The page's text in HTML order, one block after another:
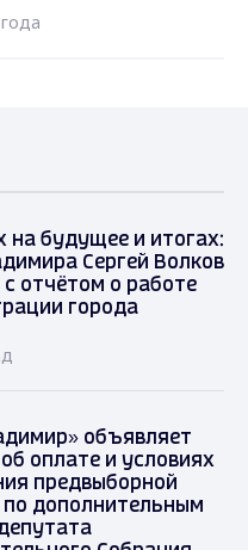
на будущее и итогах:
Сергей Волков
отчётом о работе
города
объявляет
оплате и условиях
предвыборной
по дополнительным